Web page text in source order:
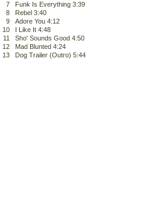
7
Funk Is Everything 3:39
8
Rebel 3:40
9
Adore You 4:12
10
I Like It 4:48
11
Sho' Sounds Good 4:50
12
Mad Blunted 4:24
13
Dog Trailer (Outro) 5:44